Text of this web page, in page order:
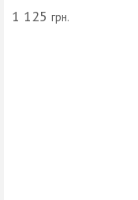
1 125 грн.